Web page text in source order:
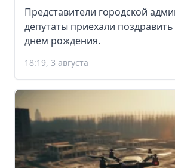
Представители городской
депутаты приехали поздравить
днем рождения.
18:19, 3 августа